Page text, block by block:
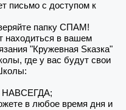
письмо с доступом к
папку СПАМ!
находиться в вашем
"Кружевная Sказка"
где у вас будут свои
НАВСЕГДА;
в любое время дня и